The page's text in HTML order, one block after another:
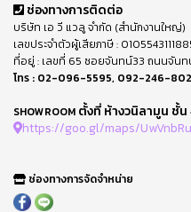
ช่องทางการติดต่อ
บริษัท เอ วี แวลู จำกัด (สำนักงานใหญ่)
เลขประจำตัวผู้เสียภาษี :
ที่อยู่ : เลขที่ 65 ซอยจันทน์33 ถนนจันท
โทร : 02-096-5595, 092-246-
SHOWROOM ตั้งที่ ห้างวนิลามูน ชั้น
https://goo.gl/maps/
ช่องทางการจัดจำหน่าย